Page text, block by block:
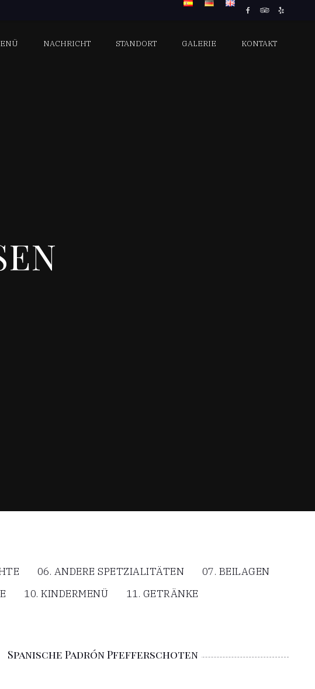
NACHRICHT STANDORT GALERIE KONTAKT
06. ANDERE SPETZIALITÄTEN
07. BEILAGEN
10. KINDERMENÜ 11. GETRÄNKE
Spanische Padrón Pfefferschoten